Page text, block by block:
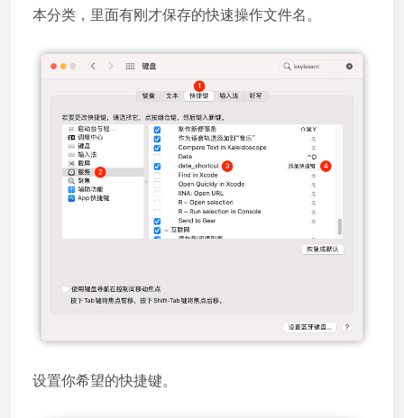
本分类，里面有刚才保存的快速操作文件名。
设置你希望的快捷键。